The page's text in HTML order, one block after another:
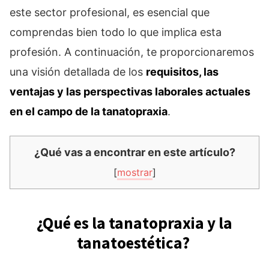
este sector profesional, es esencial que
comprendas bien todo lo que implica esta
profesión. A continuación, te proporcionaremos
una visión detallada de los requisitos, las
ventajas y las perspectivas laborales actuales
en el campo de la tanatopraxia.
¿Qué vas a encontrar en este artículo?
[mostrar]
¿Qué es la tanatopraxia y la
tanatoestética?